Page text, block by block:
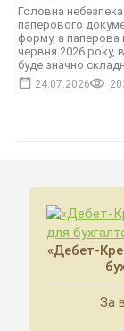
Головна
паперового
форму, а паперова
червня 2026 року,
буде значно
24.07.2026
«Дебет-
За